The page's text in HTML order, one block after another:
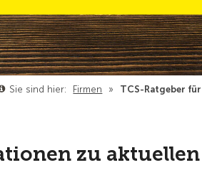
Sie sind hier: Firmen » TCS-Ratgeber
zu aktuellen